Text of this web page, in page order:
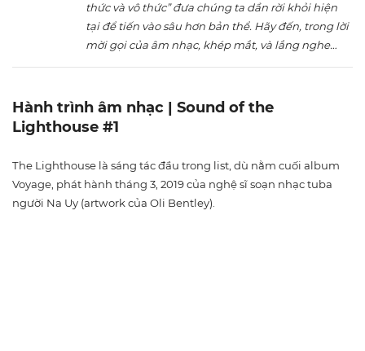
thức và vô thức” đưa chúng ta dần rời khỏi hiện
tại để tiến vào sâu hơn bản thể. Hãy đến, trong lời
mời gọi của âm nhạc, khép mắt, và lắng nghe…
Hành trình âm nhạc | Sound of the
Lighthouse #1
The Lighthouse là sáng tác đầu trong list, dù nằm cuối album
Voyage, phát hành tháng 3, 2019 của nghệ sĩ soạn nhạc tuba
người Na Uy (artwork của Oli Bentley).